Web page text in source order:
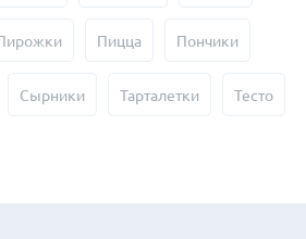
Пицца Пончики
Сырники Тарталетки Тесто